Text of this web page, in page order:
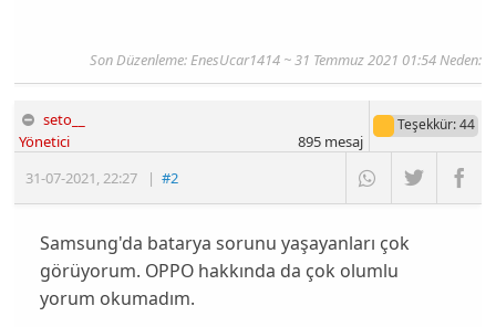
Son Düzenleme:EnesUcar1414~ 31 Temmuz 2021 01:54 Neden:
seto__
31-07-2021,22:27 |#2
Yönetici
Teşekkür: 44
895mesaj
Samsung'da batarya sorunu yaşayanları çok
görüyorum. OPPO hakkında da çok olumlu
yorum okumadım.